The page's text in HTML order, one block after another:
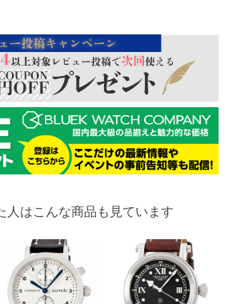
人はこんな商品も見ています